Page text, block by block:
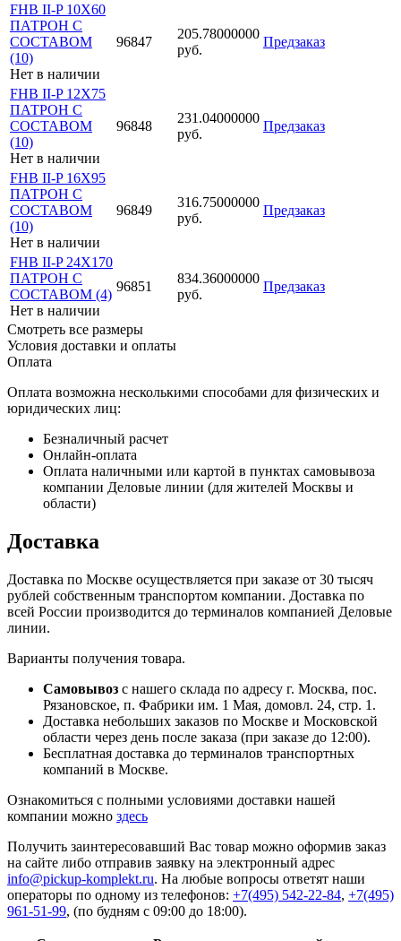
FHB II-P 10X60
ПАТРОН С
СОСТАВОМ
(10)
Нет в наличии
96847
205.78000000
руб.
Предзаказ
FHB II-P 12X75
ПАТРОН С
СОСТАВОМ
(10)
Нет в наличии
96848
231.04000000
руб.
Предзаказ
FHB II-P 16X95
ПАТРОН С
СОСТАВОМ
(10)
Нет в наличии
96849
316.75000000
руб.
Предзаказ
FHB II-P 24X170
ПАТРОН С
СОСТАВОМ (4)
Нет в наличии
96851
834.36000000
руб.
Предзаказ
Смотреть все размеры
Условия доставки и оплаты
Оплата
Оплата возможна несколькими способами для физических и
юридических лиц:
Безналичный расчет
Онлайн-оплата
Оплата наличными или картой в пунктах самовывоза
компании Деловые линии (для жителей Москвы и
области)
Доставка
Доставка по Москве осуществляется при заказе от 30 тысяч
рублей собственным транспортом компании. Доставка по
всей России производится до терминалов компанией Деловые
линии.
Варианты получения товара.
Самовывоз с нашего склада по адресу г. Москва, пос.
Рязановское, п. Фабрики им. 1 Мая, домовл. 24, стр. 1.
Доставка небольших заказов по Москве и Московской
области через день после заказа (при заказе до 12:00).
Бесплатная доставка до терминалов транспортных
компаний в Москве.
Ознакомиться с полными условиями доставки нашей
компании можно здесь
Получить заинтересовавший Вас товар можно оформив заказ
на сайте либо отправив заявку на электронный адрес
info@pickup-komplekt.ru. На любые вопросы ответят наши
операторы по одному из телефонов: +7(495) 542-22-84, +7(495)
961-51-99, (по будням с 09:00 до 18:00).